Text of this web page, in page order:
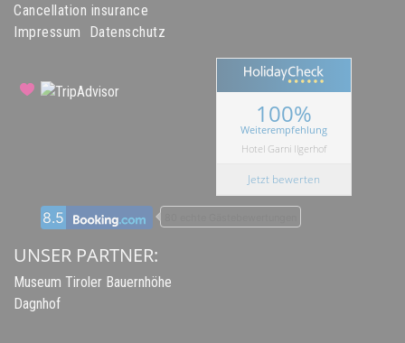
Cancellation insurance
Impressum
Datenschutz
100%
Weiterempfehlung
Hotel Garni Ilgerhof
Jetzt bewerten
8.5
UNSER PARTNER:
Museum Tiroler Bauernhöhe
Dagnhof